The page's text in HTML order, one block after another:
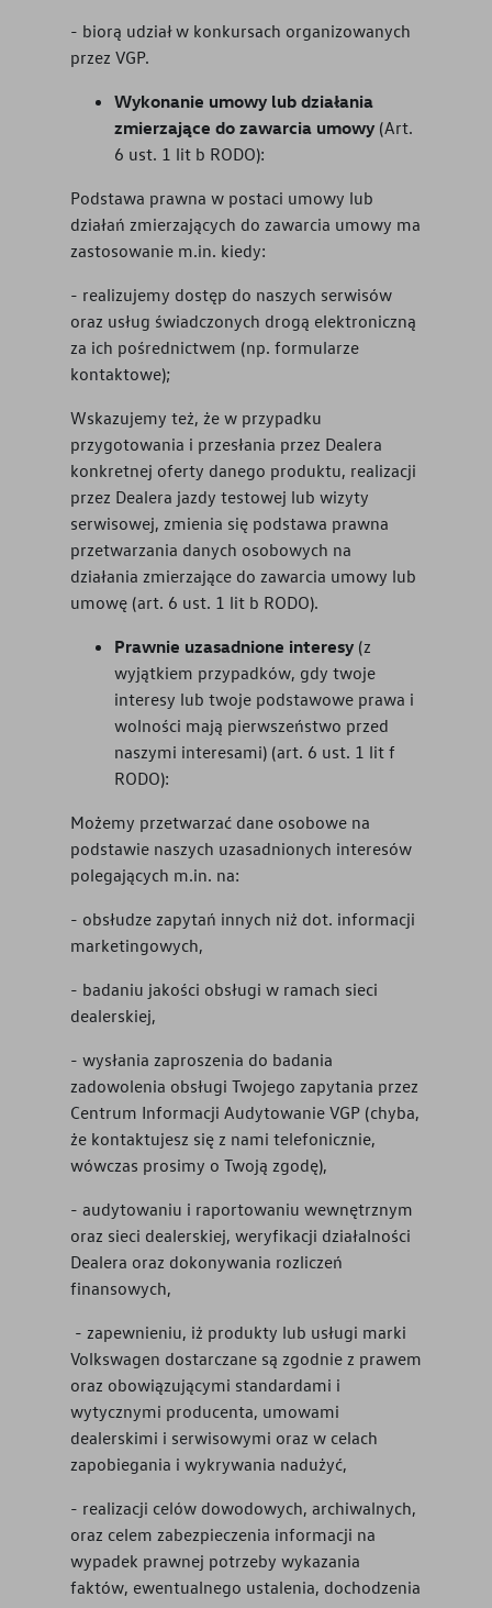
- biorą udział w konkursach organizowanych
przez VGP.
Wykonanie umowy lub działania
zmierzające do zawarcia umowy (Art.
6 ust. 1 lit b RODO):
Podstawa prawna w postaci umowy lub
działań zmierzających do zawarcia umowy ma
zastosowanie m.in. kiedy:
- realizujemy dostęp do naszych serwisów
oraz usług świadczonych drogą elektroniczną
za ich pośrednictwem (np. formularze
kontaktowe);
Wskazujemy też, że w przypadku
przygotowania i przesłania przez Dealera
konkretnej oferty danego produktu, realizacji
przez Dealera jazdy testowej lub wizyty
serwisowej, zmienia się podstawa prawna
przetwarzania danych osobowych na
działania zmierzające do zawarcia umowy lub
umowę (art. 6 ust. 1 lit b RODO).
Prawnie uzasadnione interesy (z
wyjątkiem przypadków, gdy twoje
interesy lub twoje podstawowe prawa i
wolności mają pierwszeństwo przed
naszymi interesami) (art. 6 ust. 1 lit f
RODO):
Możemy przetwarzać dane osobowe na
podstawie naszych uzasadnionych interesów
polegających m.in. na:
- obsłudze zapytań innych niż dot. informacji
marketingowych,
- badaniu jakości obsługi w ramach sieci
dealerskiej,
- wysłania zaproszenia do badania
zadowolenia obsługi Twojego zapytania przez
Centrum Informacji Audytowanie VGP (chyba,
że kontaktujesz się z nami telefonicznie,
wówczas prosimy o Twoją zgodę),
- audytowaniu i raportowaniu wewnętrznym
oraz sieci dealerskiej, weryfikacji działalności
Dealera oraz dokonywania rozliczeń
finansowych,
- zapewnieniu, iż produkty lub usługi marki
Volkswagen dostarczane są zgodnie z prawem
oraz obowiązującymi standardami i
wytycznymi producenta, umowami
dealerskimi i serwisowymi oraz w celach
zapobiegania i wykrywania nadużyć,
- realizacji celów dowodowych, archiwalnych,
oraz celem zabezpieczenia informacji na
wypadek prawnej potrzeby wykazania
faktów, ewentualnego ustalenia, dochodzenia